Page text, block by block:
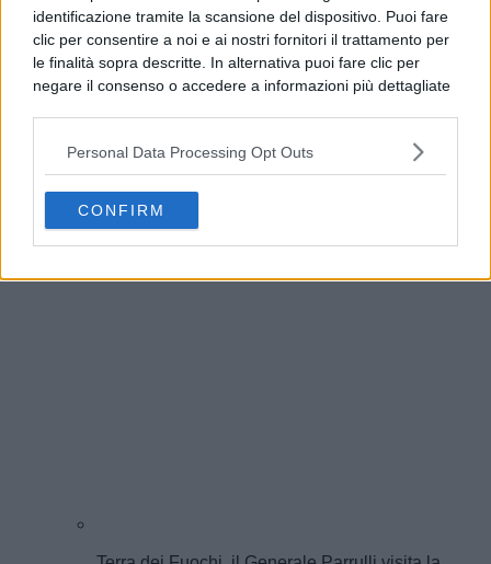
identificazione tramite la scansione del dispositivo. Puoi fare
clic per consentire a noi e ai nostri fornitori il trattamento per
le finalità sopra descritte. In alternativa puoi fare clic per
negare il consenso o accedere a informazioni più dettagliate
possono non richiedere il tuo consenso, ma hai il diritto di
opporti a tale trattamento. Le tue preferenze si
preferenze in qualsiasi momento ritornando su questo sito o
consultando la nostrainformativa sulla riservatezza.
Personal Data Processing Opt Outs
CONFIRM
Guasto all’Acquedotto Campano, stop all’acqua